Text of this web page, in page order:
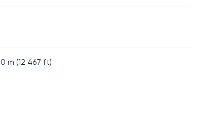
m (12 467 ft)